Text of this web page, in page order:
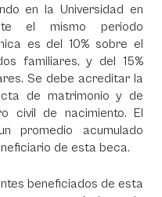
en la Universidad en
el mismo periodo
es del 10% sobre el
familiares, y del 15%
Se debe acreditar la
de matrimonio y de
civil de nacimiento. El
promedio acumulado
de esta beca.
beneficiados de esta